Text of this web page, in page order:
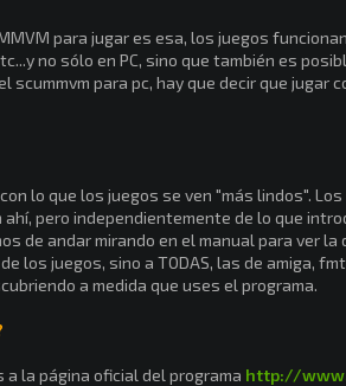
para jugar es esa, los juegos
no sólo en PC, sino que también es
scummvm para pc, hay que decir que jugar
lo que los juegos se ven "más lindos".
pero independientemente de lo que
de andar mirando en el manual para ver la
los juegos, sino a TODAS, las de amiga,
a medida que uses el programa.
a la página oficial del programa http://